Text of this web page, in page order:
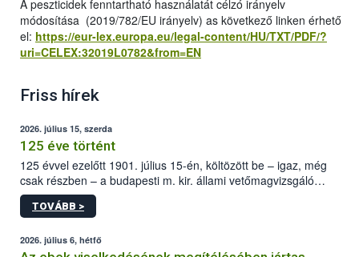
A peszticidek fenntartható használatát célzó irányelv
módosítása (2019/782/EU irányelv) as következő linken érhető
el: https://eur-lex.europa.eu/legal-content/HU/TXT/PDF/?
uri=CELEX:32019L0782&from=EN
Friss hírek
2026. július 15, szerda
125 éve történt
125 évvel ezelőtt 1901. július 15-én, költözött be – igaz, még
csak részben – a budapesti m. kir. állami vetőmagvizsgáló
állomás a Kis Rókus utca 15. szám alatti, Czigler Győző által
tervezett új épületébe.
TOVÁBB >
2026. július 6, hétfő